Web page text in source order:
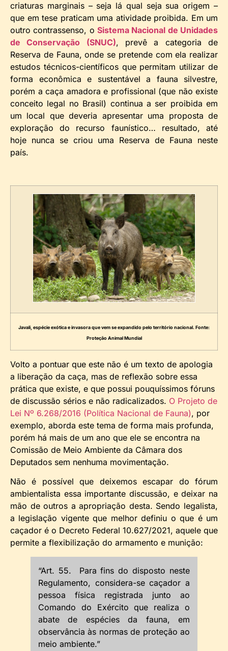
criaturas marginais – seja lá qual seja sua origem –
que em tese praticam uma atividade proibida. Em um
outro contrassenso, o Sistema Nacional de Unidades
de Conservação (SNUC), prevê a categoria de
Reserva de Fauna, onde se pretende com ela realizar
estudos técnicos-científicos que permitam utilizar de
forma econômica e sustentável a fauna silvestre,
porém a caça amadora e profissional (que não existe
conceito legal no Brasil) continua a ser proibida em
um local que deveria apresentar uma proposta de
exploração do recurso faunístico… resultado, até
hoje nunca se criou uma Reserva de Fauna neste
país.
Javali, espécie exótica e invasora que vem se expandido pelo território nacional. Fonte:
Proteção Animal Mundial
Volto a pontuar que este não é um texto de apologia
a liberação da caça, mas de reflexão sobre essa
prática que existe, e que possui pouquíssimos fóruns
de discussão sérios e não radicalizados. O Projeto de
Lei Nº 6.268/2016 (Política Nacional de Fauna), por
exemplo, aborda este tema de forma mais profunda,
porém há mais de um ano que ele se encontra na
Comissão de Meio Ambiente da Câmara dos
Deputados sem nenhuma movimentação.
Não é possível que deixemos escapar do fórum
ambientalista essa importante discussão, e deixar na
mão de outros a apropriação desta. Sendo legalista,
a legislação vigente que melhor definiu o que é um
caçador é o Decreto Federal 10.627/2021, aquele que
permite a flexibilização do armamento e munição:
“Art. 55. Para fins do disposto neste
Regulamento, considera-se caçador a
pessoa física registrada junto ao
Comando do Exército que realiza o
abate de espécies da fauna, em
observância às normas de proteção ao
meio ambiente.”